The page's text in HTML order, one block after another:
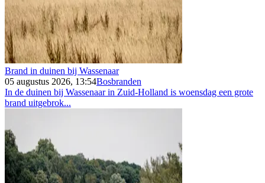
Brand in duinen bij Wassenaar
05 augustus 2026, 13:54Bosbranden
In de duinen bij Wassenaar in Zuid-Holland is woensdag een grote
brand uitgebrok...